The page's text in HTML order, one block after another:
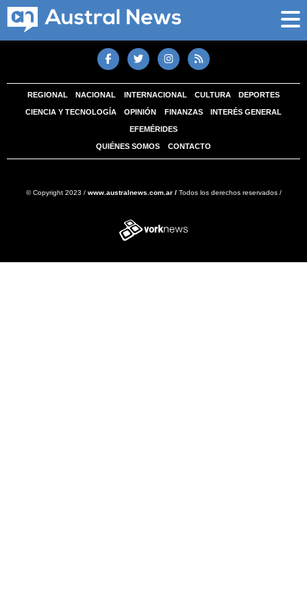
REGIONAL NACIONAL INTERNACIONAL CULTURA DEPORTES
CIENCIA Y TECNOLOGÍA OPINIÓN FINANZAS INTERÉS GENERAL
EFEMÉRIDES
QUIÉNES SOMOS CONTACTO
© Copyright 2023 / www.australnews.com.ar /Todos los derechos reservados /